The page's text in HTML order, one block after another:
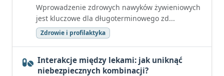
Wprowadzenie zdrowych nawyków żywieniowych
jest kluczowe dla długoterminowego zd...
Zdrowie i profilaktyka
Interakcje między lekami: jak uniknąć
niebezpiecznych kombinacji?